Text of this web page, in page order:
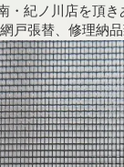
・紀ノ川店を頂き
戸張替、修理納品